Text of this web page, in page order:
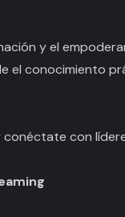
y el
el conocimiento
conéctate con